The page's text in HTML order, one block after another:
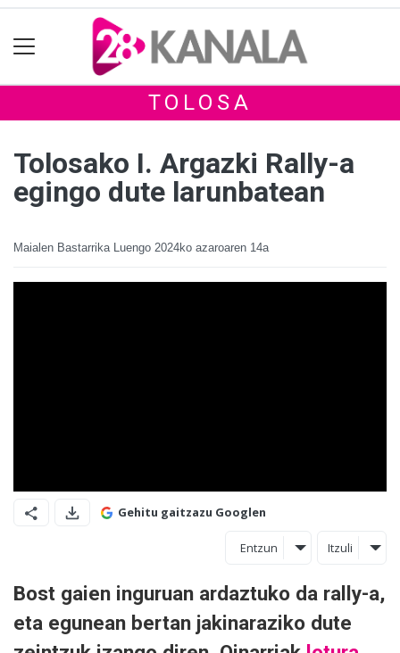
TOLOSA
Tolosako I. Argazki Rally-a
egingo dute larunbatean
Maialen Bastarrika Luengo 2024ko azaroaren 14a
Gehitu gaitzazu Googlen
Entzun Itzuli
Bost gaien inguruan ardaztuko da rally-a,
eta egunean bertan jakinaraziko dute